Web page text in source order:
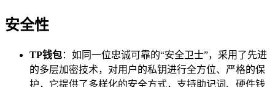
安全性
TP钱包：如同一位忠诚可靠的“安全卫士”，采用了先进
的多层加密技术，对用户的私钥进行全方位、严格的保
护，它提供了多样化的安全方式，支持助记词、硬件钱